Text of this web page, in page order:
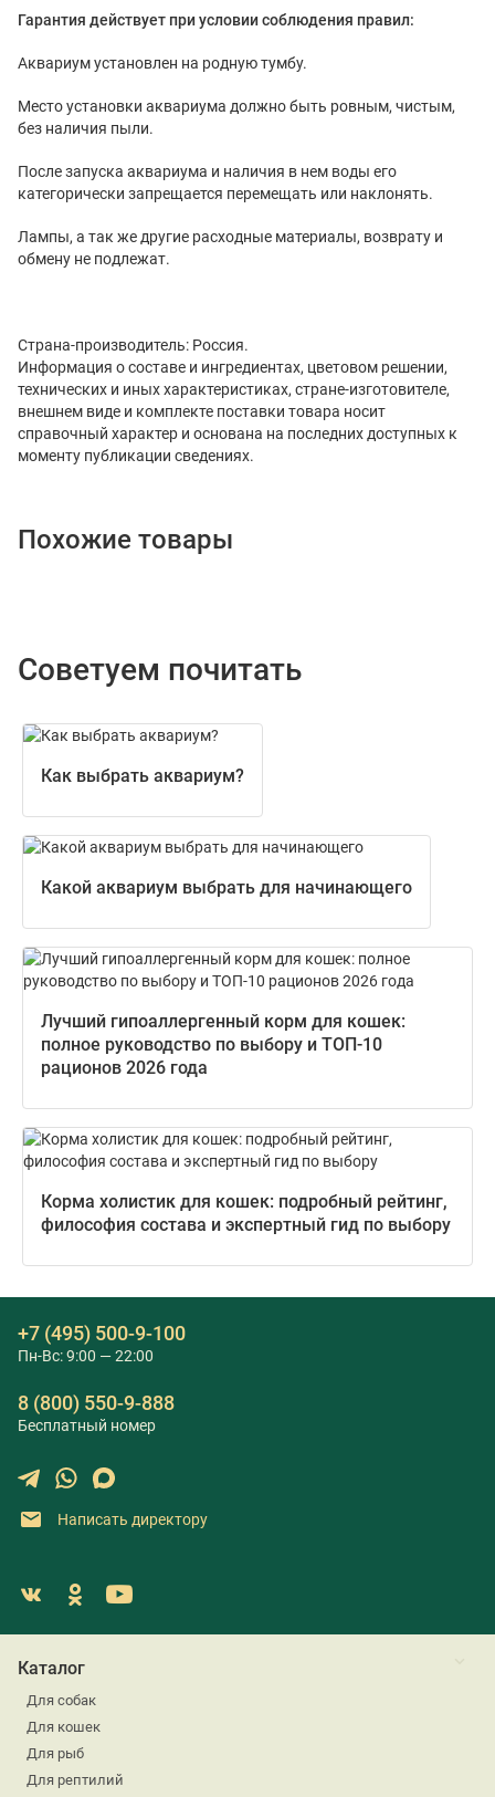
Гарантия действует при условии соблюдения правил:
Аквариум установлен на родную тумбу.
Место установки аквариума должно быть ровным, чистым,
без наличия пыли.
После запуска аквариума и наличия в нем воды его
категорически запрещается перемещать или наклонять.
Лампы, а так же другие расходные материалы, возврату и
обмену не подлежат.
Страна-производитель: Россия.
Информация о составе и ингредиентах, цветовом решении,
технических и иных характеристиках, стране-изготовителе,
внешнем виде и комплекте поставки товара носит
справочный характер и основана на последних доступных к
моменту публикации сведениях.
Похожие товары
Советуем почитать
Как выбрать аквариум?
Какой аквариум выбрать для начинающего
Лучший гипоаллергенный корм для кошек:
полное руководство по выбору и ТОП-10
рационов 2026 года
Корма холистик для кошек: подробный рейтинг,
философия состава и экспертный гид по выбору
+7 (495) 500-9-100
Пн-Вс: 9:00 — 22:00
8 (800) 550-9-888
Бесплатный номер
Написать директору
Каталог
Для собак
Для кошек
Для рыб
Для рептилий